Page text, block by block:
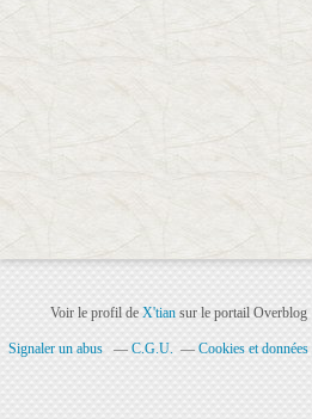
Voir le profil de X'tiansur le portail Overblog
Signaler un abus C.G.U. Cookies et